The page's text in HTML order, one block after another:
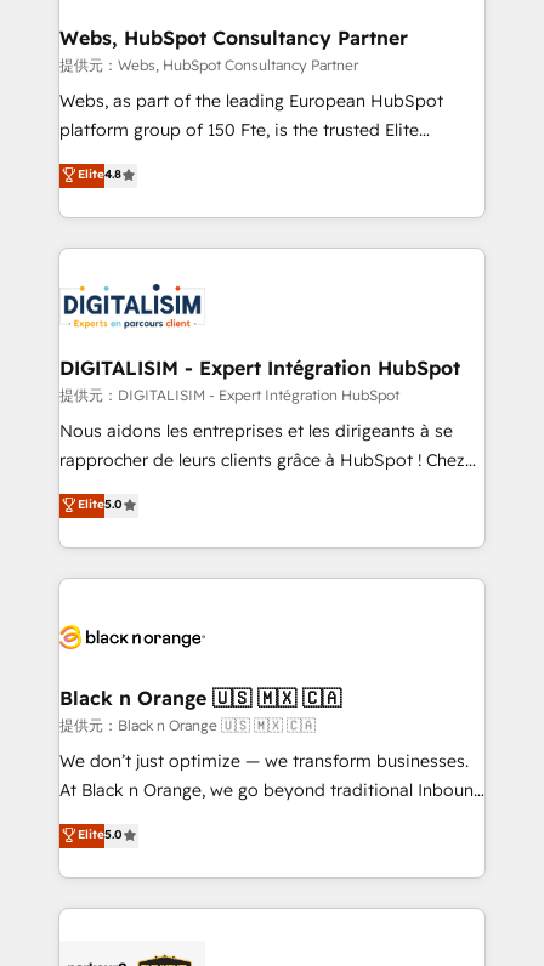
and build using HubSpot 🔌 Integrating HubSpot
with other systems 🎓 Training your teams to be
HubSpot pros 📊 Lead generation services using
HubSpot Why us? - SIX HubSpot Accreditations -
CRM, Solutions Architecture, Onboarding , Data
Migration, Custom Integration & Platform
team of 25+ experts Contact us today to help you
get more from your investment in HubSpot.
Webs, HubSpot Consultancy Partner
提供元：Webs, HubSpot Consultancy Partner
Webs, as part of the leading European HubSpot
platform group of 150 Fte, is the trusted Elite
HubSpot CRM Partner offering you a roadmap on
maximizing EBITDA and achieving Commercial
Excellence. With our targeted processes, we
strengthen your digital transformation and minimize
Implementation partner, we provide expertise to
drive your business forward. Since 2015 we are fully
dedicated to HubSpot and with an experienced
team (50+), we work with reputable companies in
B2B sectors such as manufacturing, SaaS and
business services. We prepare a customized
impact of your digital transformation, including a
detailed financial rationale with a focus on ROI and
embark on a transformational journey that sets your
business up for long-term success. Unlock your
business. If not now, when?
Elite4.8
DIGITALISIM - Expert Intégration HubSpot
提供元：DIGITALISIM - Expert Intégration HubSpot
Nous aidons les entreprises et les dirigeants à se
rapprocher de leurs clients grâce à HubSpot ! Chez
DIGITALISIM, nous avons l'intime conviction que la
réussite des entreprises passe par l’innovation web,
le marketing digital, et la relation client ! C'est
pourquoi, nos experts sont à la fois capables de
référencement, votre stratégie digitale et le pilotage
projet HubSpot avec DIGITALISIM : 🧽 Nettoyage,
migration et intégration des bases de données. 🚀
Développement des interfaces avec vos logiciels
métiers ⚙️ Configuration de la plateforme HubSpot
Book Process & Guidelines utilisateurs 🎓
Formations des utilisateurs
Elite5.0
Black n Orange 🇺🇸 🇲🇽 🇨🇦
提供元：Black n Orange 🇺🇸 🇲🇽 🇨🇦
We don’t just optimize — we transform businesses.
At Black n Orange, we go beyond traditional Inbound
Marketing with our exclusive methodologies:
BOOMS and BOOST. Together, they form a powerful
combination that has driven success for over 800
businesses worldwide. As Elite HubSpot Partners, we
Elite5.0